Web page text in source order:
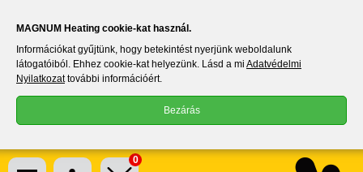
0
MAGNUM Heating cookie-kat használ.
Információkat gyűjtünk, hogy betekintést nyerjünk weboldalunk
látogatóiból. Ehhez cookie-kat helyezünk. Lásd a mi Adatvédelmi
Nyilatkozattovábbi információért.
Bezárás